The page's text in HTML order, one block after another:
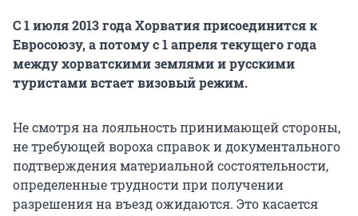
С 1 июля 2013 года Хорватия присоединится к
Евросоюзу, а потому с 1 апреля текущего года
между хорватскими землями и русскими
туристами встает визовый режим.
Не смотря на лояльность принимающей стороны,
не требующей вороха справок и документального
подтверждения материальной состоятельности,
определенные трудности при получении
разрешения на въезд ожидаются. Это касается